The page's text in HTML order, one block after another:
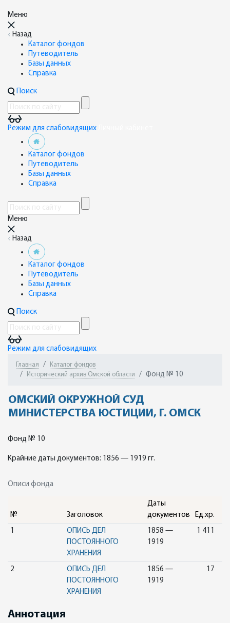
Меню
Назад
Каталог фондов
Путеводитель
Базы данных
Справка
Поиск
Режим для слабовидящих
Каталог фондов
Путеводитель
Базы данных
Справка
Меню
Назад
Каталог фондов
Путеводитель
Базы данных
Справка
Поиск
Режим для слабовидящих
Главная
Каталог фондов
Исторический архив Омской области
Фонд № 10
ОМСКИЙ ОКРУЖНОЙ СУД
МИНИСТЕРСТВА ЮСТИЦИИ, Г. ОМСК
Фонд № 10
Крайние даты документов: 1856 — 1919 гг.
Описи фонда
№ Заголовок
Даты
документов
Ед.хр.
1
ОПИСЬ ДЕЛ
ПОСТОЯННОГО
ХРАНЕНИЯ
1858 —
1919
1 411
2
ОПИСЬ ДЕЛ
ПОСТОЯННОГО
ХРАНЕНИЯ
1856 —
1919
17
Аннотация